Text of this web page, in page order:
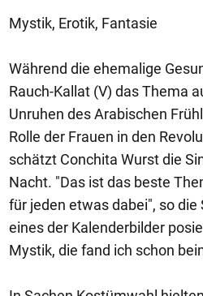
Mystik, Erotik, Fantasie
Während die ehemalige
Rauch-Kallat (V) das Thema
Unruhen des Arabischen
Rolle der Frauen in den
schätzt Conchita Wurst die
Nacht. "Das ist das beste
für jeden etwas dabei", so
eines der Kalenderbilder
Mystik, die fand ich schon